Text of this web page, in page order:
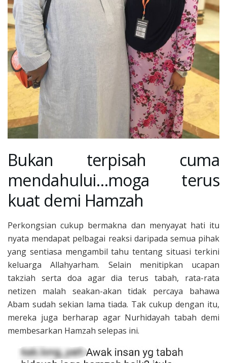
Bukan terpisah cuma
mendahului…moga terus
kuat demi Hamzah
Perkongsian cukup bermakna dan menyayat hati itu
nyata mendapat pelbagai reaksi daripada semua pihak
yang sentiasa mengambil tahu tentang situasi terkini
keluarga Allahyarham. Selain menitipkan ucapan
takziah serta doa agar dia terus tabah, rata-rata
netizen malah seakan-akan tidak percaya bahawa
Abam sudah sekian lama tiada. Tak cukup dengan itu,
mereka juga berharap agar Nurhidayah tabah demi
membesarkan Hamzah selepas ini.